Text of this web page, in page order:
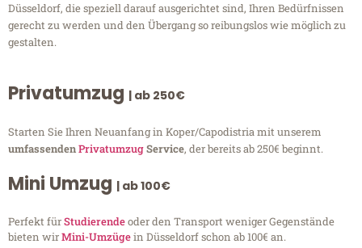
Düsseldorf, die speziell darauf ausgerichtet sind, Ihren Bedürfnissen
gerecht zu werden und den Übergang so reibungslos wie möglich zu
gestalten.
Privatumzug | ab 250€
Starten Sie Ihren Neuanfang in Koper/Capodistria mit unserem
umfassendenPrivatumzugService, der bereits ab 250€ beginnt.
Mini Umzug | ab 100€
Perfekt fürStudierendeoder den Transport weniger Gegenstände
bieten wirMini-Umzügein Düsseldorf schon ab 100€ an.